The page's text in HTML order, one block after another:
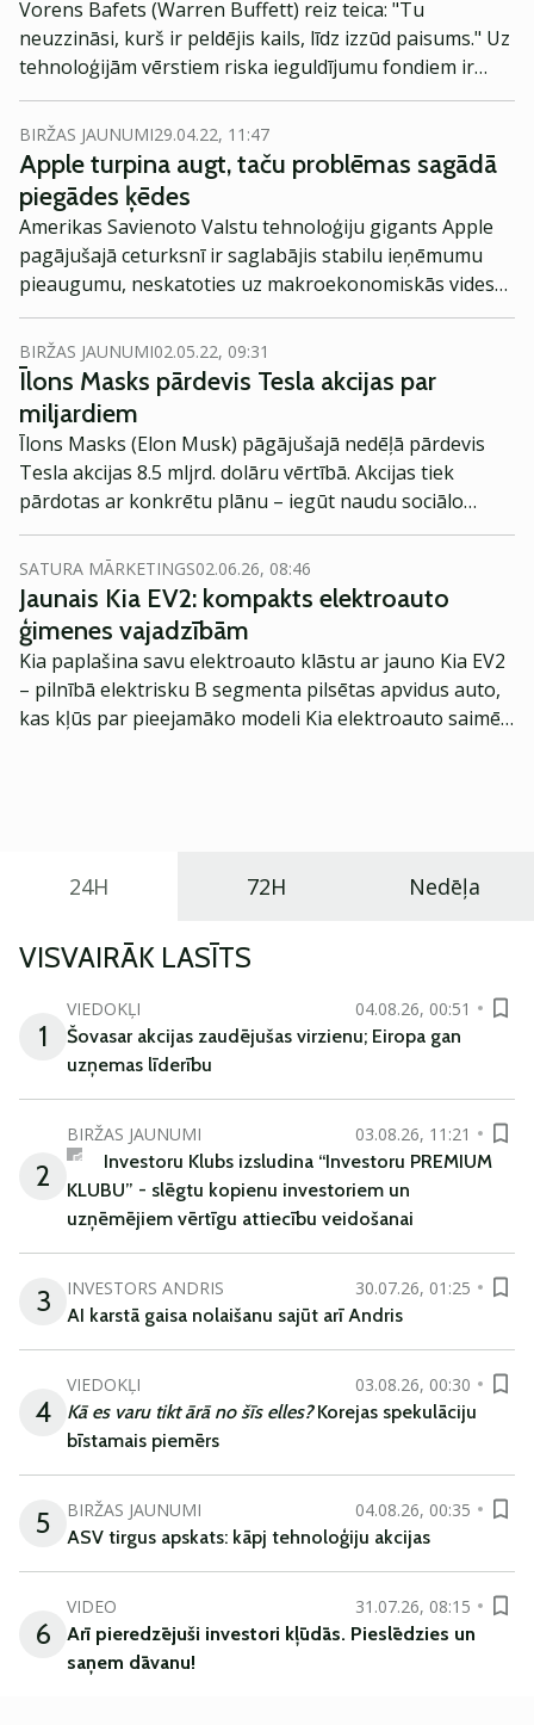
Vorens Bafets (Warren Buffett) reiz teica: "Tu
neuzzināsi, kurš ir peldējis kails, līdz izzūd paisums." Uz
tehnoloģijām vērstiem riska ieguldījumu fondiem ir
paisuma tendence.
BIRŽAS JAUNUMI29.04.22, 11:47
Apple turpina augt, taču problēmas sagādā
piegādes ķēdes
Amerikas Savienoto Valstu tehnoloģiju gigants Apple
pagājušajā ceturksnī ir saglabājis stabilu ieņēmumu
pieaugumu, neskatoties uz makroekonomiskās vides
pasliktināšanos. Tomēr investorus piesaistīja ziņas, ka
problēmas piegādes ķēdēs varētu diezgan būtiski
ietekmēt pārdošanas apjomu.
BIRŽAS JAUNUMI02.05.22, 09:31
Īlons Masks pārdevis Tesla akcijas par
miljardiem
Īlons Masks (Elon Musk) pāgājušajā nedēļā pārdevis
Tesla akcijas 8.5 mljrd. dolāru vērtībā. Akcijas tiek
pārdotas ar konkrētu plānu – iegūt naudu sociālo
mediju platformas Twitter iegādei.
SATURA MĀRKETINGS02.06.26, 08:46
Jaunais Kia EV2: kompakts elektroauto
ģimenes vajadzībām
Kia paplašina savu elektroauto klāstu ar jauno Kia EV2
– pilnībā elektrisku B segmenta pilsētas apvidus auto,
kas kļūs par pieejamāko modeli Kia elektroauto saimē
24H 72H Nedēļa
VISVAIRĀK LASĪTS
1
VIEDOKĻI
04.08.26, 00:51
Šovasar akcijas zaudējušas virzienu; Eiropa gan
uzņemas līderību
2
BIRŽAS JAUNUMI
03.08.26, 11:21
Investoru Klubs izsludina “Investoru PREMIUM
KLUBU” - slēgtu kopienu investoriem un
uzņēmējiem vērtīgu attiecību veidošanai
3 INVESTORS ANDRIS
30.07.26, 01:25
AI karstā gaisa nolaišanu sajūt arī Andris
4
VIEDOKĻI
03.08.26, 00:30
Kā es varu tikt ārā no šīs elles?Korejas spekulāciju
bīstamais piemērs
5 BIRŽAS JAUNUMI
04.08.26, 00:35
ASV tirgus apskats: kāpj tehnoloģiju akcijas
6
VIDEO
31.07.26, 08:15
Arī pieredzējuši investori kļūdās. Pieslēdzies un
saņem dāvanu!